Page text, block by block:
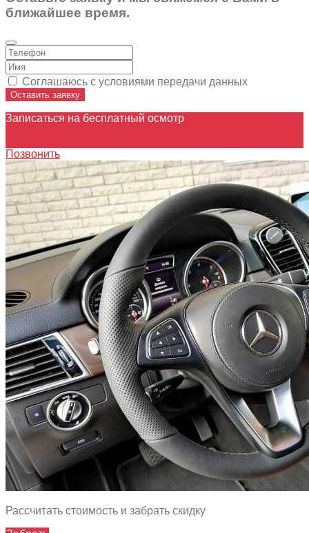
ближайшее время.
Соглашаюсь с условиями передачи данных
Оставить заявку
Записаться на бесплатный осмотр
Позвонить
Рассчитать стоимость и забрать скидку